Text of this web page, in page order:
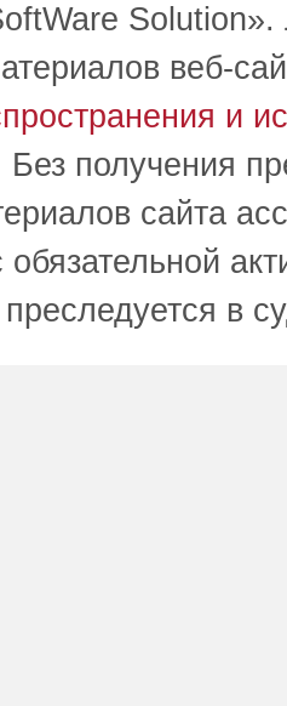
Solution».
веб-
и
Без получения
сайта
в